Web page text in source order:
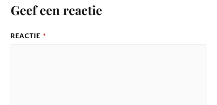
Geef een reactie
REACTIE *